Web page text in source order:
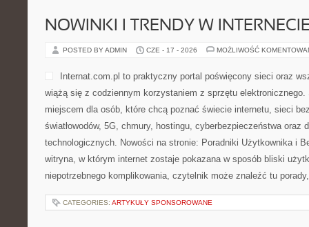
NOWINKI I TRENDY W
POSTED BY ADMIN CZE - 17 - 2026 MOŻLIWOŚĆ
Internat.com.pl to praktyczny portal poświęcony sieci oraz
wiążą się z codziennym korzystaniem z sprzętu
miejscem dla osób, które chcą poznać świecie internetu, sieci
światłowodów, 5G, chmury, hostingu, cyberbezpieczeństwa oraz
technologicznych. Nowości na stronie: Poradniki Użytkownika i
witryna, w którym internet zostaje pokazana w sposób bliski
niepotrzebnego komplikowania, czytelnik może znaleźć tu
CATEGORIES: ARTYKUŁY SPONSOROWANE